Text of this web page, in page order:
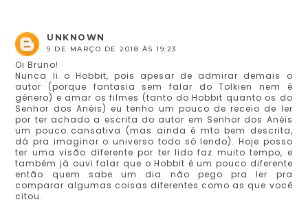
UNKNOWN
9 DE MARÇO DE 2018 ÀS 19:23
Oi Bruno!
Nunca li o Hobbit, pois apesar de admirar demais o
autor (porque fantasia sem falar do Tolkien nem é
gênero) e amar os filmes (tanto do Hobbit quanto os do
Senhor dos Anéis) eu tenho um pouco de receio de ler
por ter achado a escrita do autor em Senhor dos Anéis
um pouco cansativa (mas ainda é mto bem descrita,
dá pra imaginar o universo todo só lendo). Hoje posso
ter uma visão diferente por ter lido faz muito tempo, e
também já ouvi falar que o Hobbit é um pouco diferente
então quem sabe um dia não pego pra ler pra
comparar algumas coisas diferentes como as que você
citou.